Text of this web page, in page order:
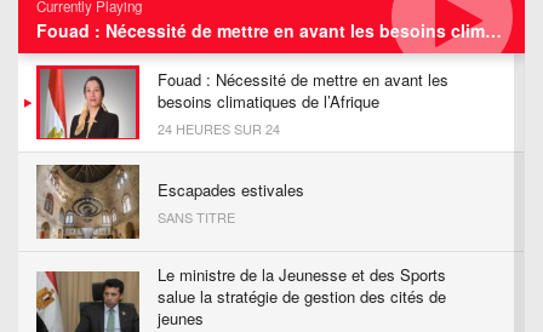
Currently Playing
Fouad : Nécessité de mettre en avant les besoins climatiques de l’Afrique
Fouad : Nécessité de mettre en avant les
besoins climatiques de l’Afrique
24 HEURES SUR 24
Escapades estivales
SANS TITRE
Le ministre de la Jeunesse et des Sports
salue la stratégie de gestion des cités de
jeunes